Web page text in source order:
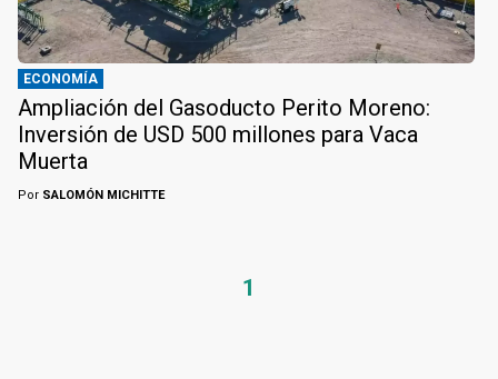
ECONOMÍA
Ampliación del Gasoducto Perito Moreno:
Inversión de USD 500 millones para Vaca
Muerta
Por SALOMÓN MICHITTE
1